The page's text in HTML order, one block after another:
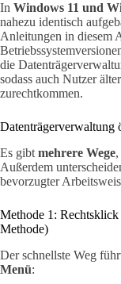
In Windows 11 und
nahezu identisch
Anleitungen in diesem
die
sodass auch Nutzer
zurechtkommen.
Es gibt mehrere Wege
Außerdem
bevorzugter
Methode 1: Rechtsklick
Methode)
Der schnellste Weg
Menü: